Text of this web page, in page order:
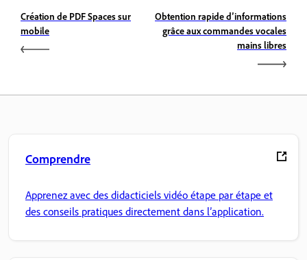
Création de PDF Spaces sur
mobile
Obtention rapide d’informations
grâce aux commandes vocales
mains libres
Comprendre
Apprenez avec des didacticiels vidéo étape par étape et
des conseils pratiques directement dans l’application.